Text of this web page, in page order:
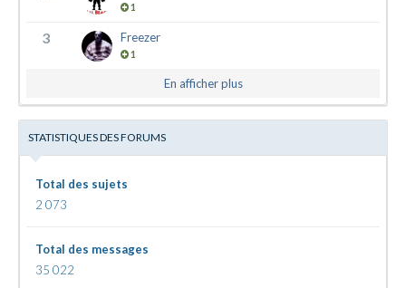
1
3 Freezer
1
En afficher plus
STATISTIQUES DES FORUMS
Total des sujets
2 073
Total des messages
35 022